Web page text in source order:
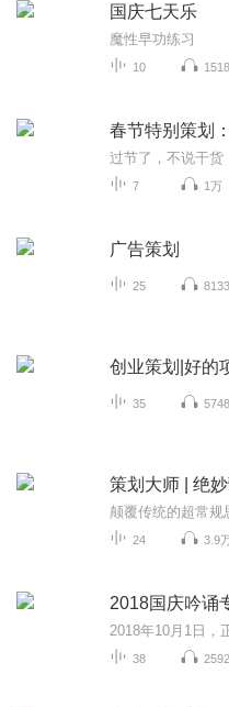
国庆七天乐
魔性早功练习
10 1518
春节特别策划
7 1万
广告策划
25 8133
创业策划|好的
35 5748
策划大师 | 绝
24 3.9
2018国庆吟诵
38 2592